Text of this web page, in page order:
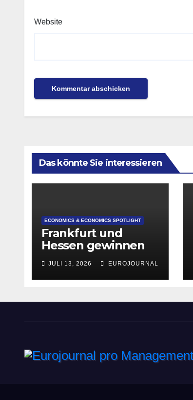
Website
Das könnte Sie interessieren
ECONOMICS & ECONOMICS SPOTLIGHT
Frankfurt und
Hessen gewinnen
Attraktivität für
Startup-
JULI 13, 2026 EUROJOURNAL